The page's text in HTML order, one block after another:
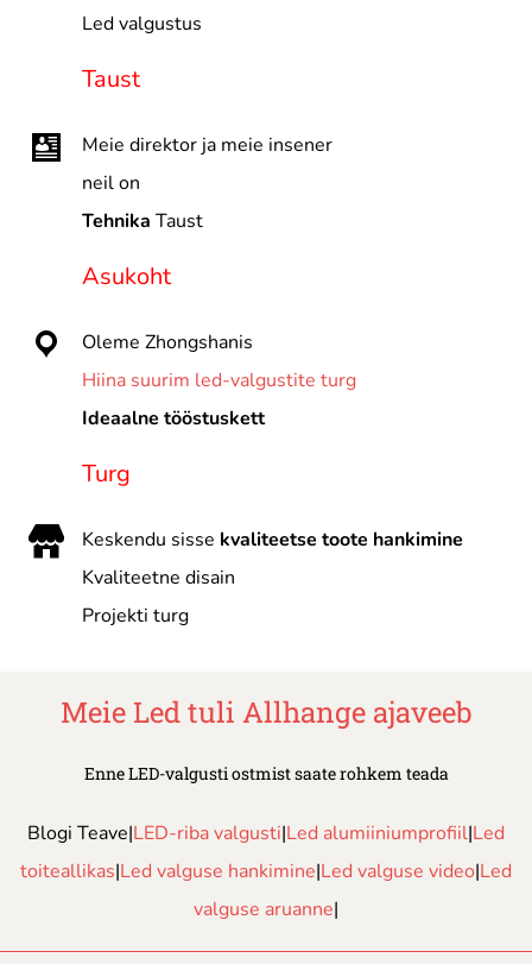
Led valgustus
Taust
Meie direktor ja meie insener
neil on
Tehnika Taust
Asukoht
Oleme Zhongshanis
Hiina suurim led-valgustite turg
Ideaalne tööstuskett
Turg
Keskendu sisse kvaliteetse toote hankimine
Kvaliteetne disain
Projekti turg
Meie Led tuli Allhange ajaveeb
Enne LED-valgusti ostmist saate rohkem teada
Blogi Teave|LED-riba valgusti|Led alumiiniumprofiil|Led
toiteallikas|Led valguse hankimine|Led valguse video|Led
valguse aruanne|